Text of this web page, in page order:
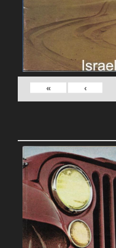
›
»